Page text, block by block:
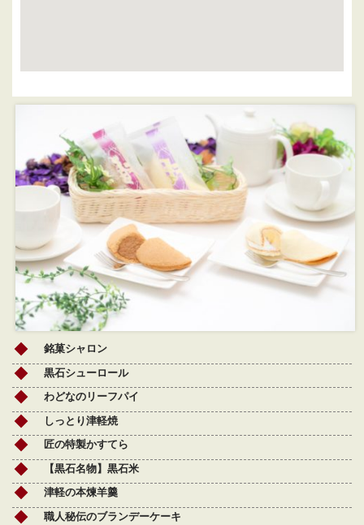
銘菓シャロン
黒石シューロール
わどなのリーフパイ
しっとり津軽焼
匠の特製かすてら
【黒石名物】黒石米
津軽の本煉羊羹
職人秘伝のブランデーケーキ